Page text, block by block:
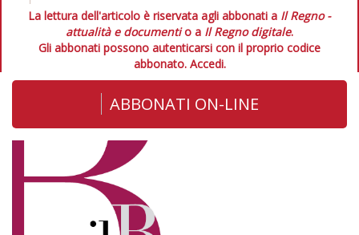
La lettura dell'articolo è riservata agli abbonati a Il Regno -
attualità e documentio a Il Regno digitale.
Gli abbonati possono autenticarsi con il proprio codice
abbonato. Accedi.
ABBONATI ON-LINE